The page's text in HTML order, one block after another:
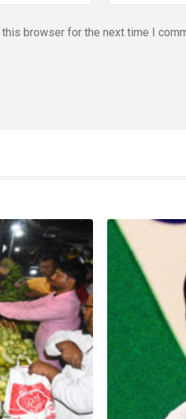
browser for the next time I